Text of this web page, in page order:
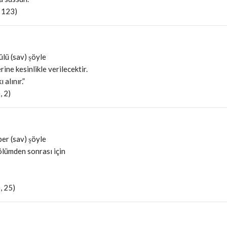
(sav) şöyle
kesinlikle verilecektir.
2)
(sav) şöyle
sonrası için
25)